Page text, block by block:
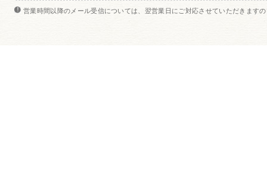
営業時間以降のメール受信については、翌営業日にご対応させていただきます